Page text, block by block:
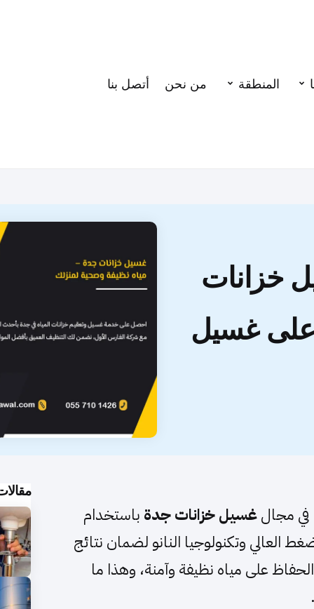
المنطقة من نحن أتصل بنا
خزانات
50% على غسيل
في مجالغسيل خزانات جدة باستخدام
العالي وتكنولوجيا النانو لضمان نتائج
على مياه نظيفة وآمنة، وهذا ما